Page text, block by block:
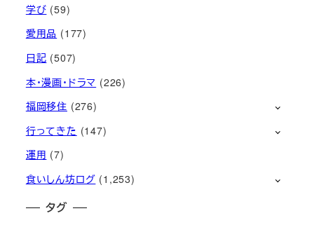
学び (59)
愛用品 (177)
日記 (507)
本・漫画・ドラマ (226)
福岡移住 (276)
行ってきた (147)
運用 (7)
食いしん坊ログ (1,253)
タグ